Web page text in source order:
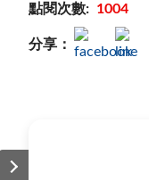
點閱次數: 1004
分享：